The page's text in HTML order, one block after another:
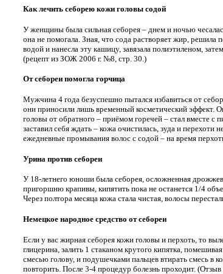
Как лечить себорею кожи головы содой
У женщины была сильная себорея – днем и ночью
она не помогала. Зная, что сода растворяет жир,
водой и нанесла эту кашицу, завязала полиэтиленом,
(рецепт из ЗОЖ 2006 г. №8, стр. 30.)
От себореи помогла горчица
Мужчина 4 года безуспешно пытался избавиться от
они приносили лишь временный косметический эффект.
головы от обратного – приёмом горечей – стал вместе с
заставил себя ждать – кожа очистилась, зуда и
ежедневные промывания волос с содой – на время
Урина против себореи
У 18-летнего юноши была себорея, осложненная
пригоршню крапивы, кипятить пока не останется 1/4
Через полтора месяца кожа стала чистая, волосы
Немецкое народное средство от себореи
Если у вас жирная себорея кожи головы и перхоть, то
глицерина, залить 1 стаканом крутого кипятка,
смесью голову, и подушечками пальцев втирать смесь в
повторить. После 3-4 процедур болезнь проходит.